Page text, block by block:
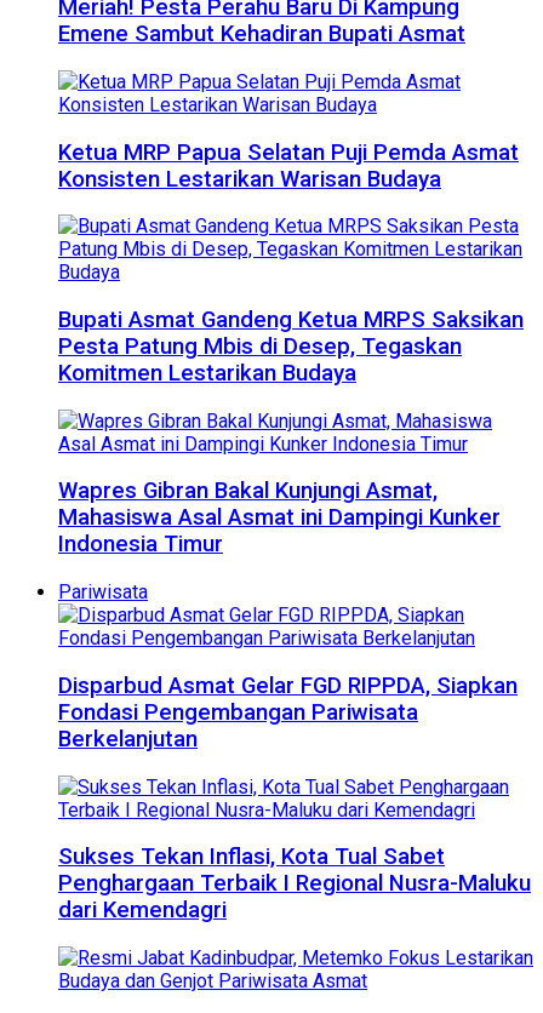
Meriah! Pesta Perahu Baru Di Kampung
Emene Sambut Kehadiran Bupati Asmat
Ketua MRP Papua Selatan Puji Pemda Asmat
Konsisten Lestarikan Warisan Budaya
Bupati Asmat Gandeng Ketua MRPS Saksikan
Pesta Patung Mbis di Desep, Tegaskan
Komitmen Lestarikan Budaya
Wapres Gibran Bakal Kunjungi Asmat,
Mahasiswa Asal Asmat ini Dampingi Kunker
Indonesia Timur
Pariwisata
Disparbud Asmat Gelar FGD RIPPDA, Siapkan
Fondasi Pengembangan Pariwisata
Berkelanjutan
Sukses Tekan Inflasi, Kota Tual Sabet
Penghargaan Terbaik I Regional Nusra-Maluku
dari Kemendagri